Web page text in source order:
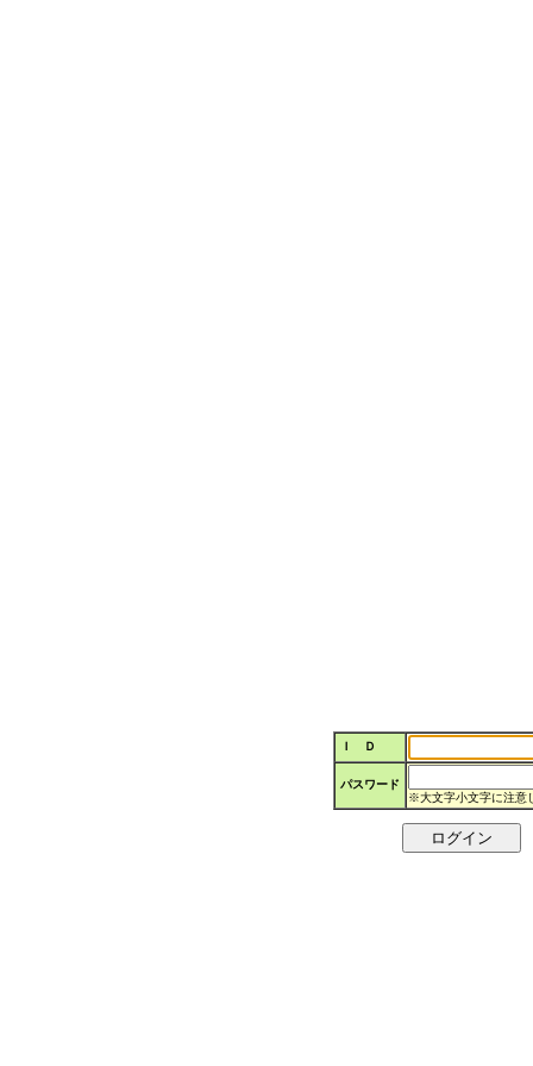
Ｉ Ｄ
パスワード
※大文字小文字に注意